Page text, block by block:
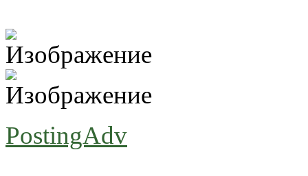
PostingAdv